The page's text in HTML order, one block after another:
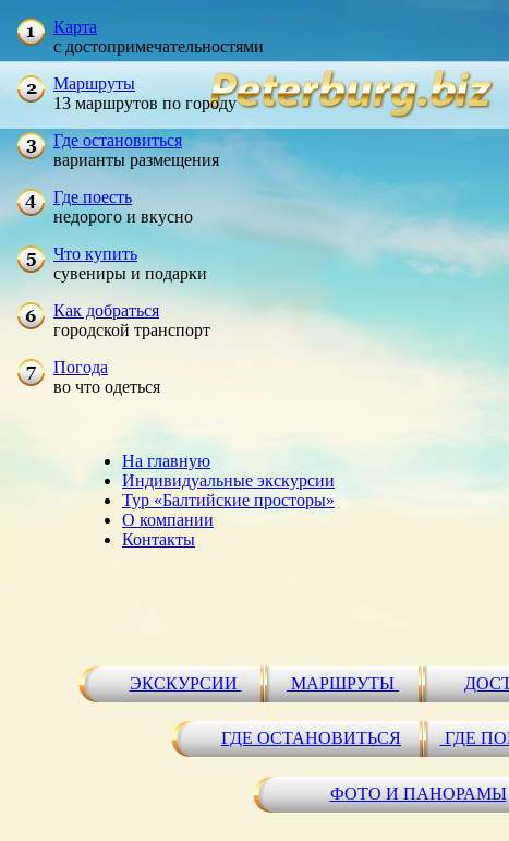
Карта
с достопримечательностями
Маршруты
13 маршрутов по городу
Где остановиться
варианты размещения
Где поесть
недорого и вкусно
Что купить
сувениры и подарки
Как добраться
городской транспорт
Погода
во что одеться
На главную
Индивидуальные экскурсии
Тур «Балтийские просторы»
О компании
Контакты
ЭКСКУРСИИ МАРШРУТЫ
ГДЕ ОСТАНОВИТЬСЯ ГДЕ
ФОТО И ПАНОРАМЫ